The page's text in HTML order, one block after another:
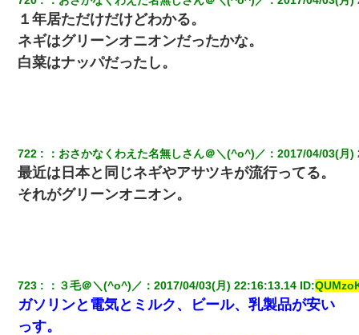
１年居ただけだけどわかる。
ネギはグリーンオニオンだったかな。
白菜はナッパだったし。
722 ： おさかなくわえた名無しさん＠＼(^o^)／ ：2017/04/03(月)
最近は日本と同じネギやアサツキが流行ってる。
それがグリーンオニオン。
723 ： ３毛＠＼(^o^)／ ：2017/04/03(月) 22:16:13.14 ID:
ガソリンと電気とミルク、ビール、乳製品が安い
っす。